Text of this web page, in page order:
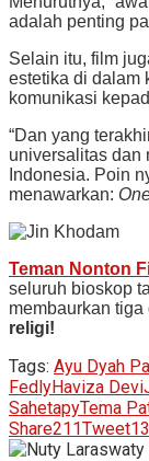
adalah penting
Selain itu, film
estetika di dalam
komunikasi
“Dan yang
universalitas dan
Indonesia. Poin
menawarkan:
Teman Nonton
seluruh bioskop
membaurkan
religi!
Tags: Ayu Dyah
FedlyHaviza Devi
SahetapyTema
Share211Tweet